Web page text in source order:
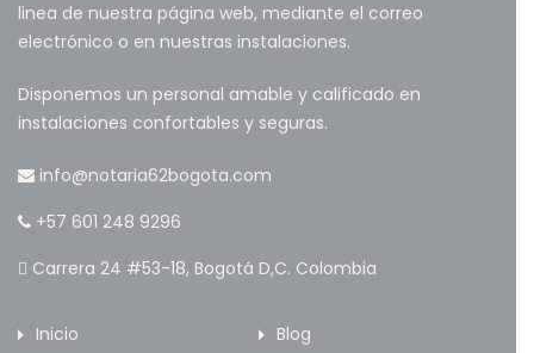
linea de nuestra página web, mediante el correo
electrónico o en nuestras instalaciones.
Disponemos un personal amable y calificado en
instalaciones confortables y seguras.
info@notaria62bogota.com
+57 601 248 9296
Carrera 24 #53-18, Bogotá D,C. Colombia
Inicio
Blog